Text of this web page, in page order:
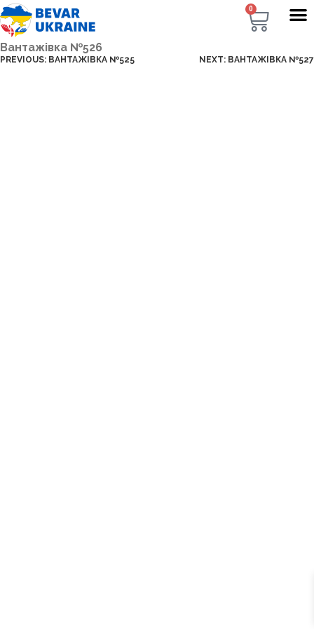
0
Вантажівка №526
PREVIOUS: ВАНТАЖІВКА №525 NEXT: ВАНТАЖІВКА №527